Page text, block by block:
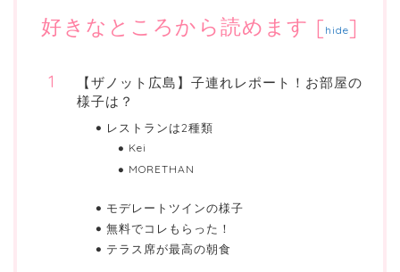
好きなところから読めます [ hide]
【ザノット広島】子連れレポート！お部屋の
様子は？
レストランは2種類
Kei
MORETHAN
モデレートツインの様子
無料でコレもらった！
テラス席が最高の朝食